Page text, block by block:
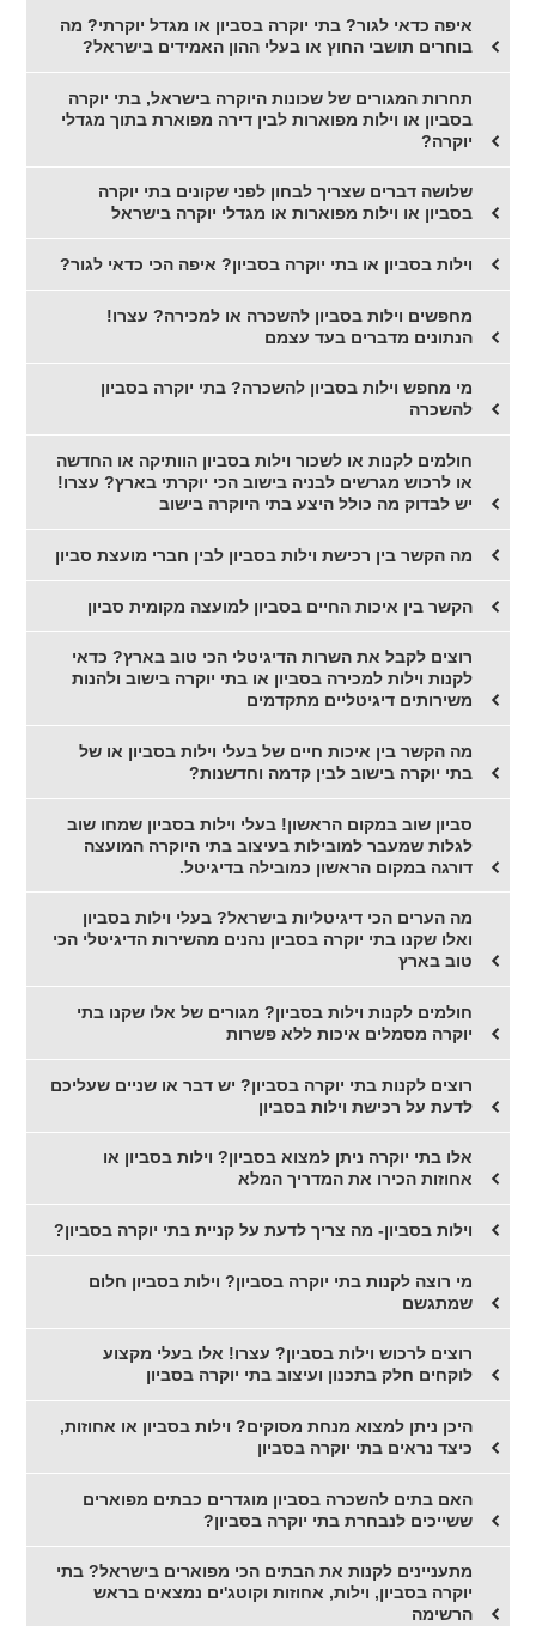
איפה כדאי לגור? בתי יוקרה בסביון או מגדל יוקרתי? מה
בוחרים תושבי החוץ או בעלי ההון האמידים בישראל?
תחרות המגורים של שכונות היוקרה בישראל, בתי יוקרה
בסביון או וילות מפוארות לבין דירה מפוארת בתוך מגדלי
יוקרה?
שלושה דברים שצריך לבחון לפני שקונים בתי יוקרה
בסביון או וילות מפוארות או מגדלי יוקרה בישראל
וילות בסביון או בתי יוקרה בסביון? איפה הכי כדאי לגור?
מחפשים וילות בסביון להשכרה או למכירה? עצרו!
הנתונים מדברים בעד עצמם
מי מחפש וילות בסביון להשכרה? בתי יוקרה בסביון
להשכרה
חולמים לקנות או לשכור וילות בסביון הוותיקה או החדשה
או לרכוש מגרשים לבניה בישוב הכי יוקרתי בארץ? עצרו!
יש לבדוק מה כולל היצע בתי היוקרה בישוב
מה הקשר בין רכישת וילות בסביון לבין חברי מועצת סביון
הקשר בין איכות החיים בסביון למועצה מקומית סביון
רוצים לקבל את השרות הדיגיטלי הכי טוב בארץ? כדאי
לקנות וילות למכירה בסביון או בתי יוקרה בישוב ולהנות
משירותים דיגיטליים מתקדמים
מה הקשר בין איכות חיים של בעלי וילות בסביון או של
בתי יוקרה בישוב לבין קדמה וחדשנות?
סביון שוב במקום הראשון! בעלי וילות בסביון שמחו שוב
לגלות שמעבר למובילות בעיצוב בתי היוקרה המועצה
דורגה במקום הראשון כמובילה בדיגיטל.
מה הערים הכי דיגיטליות בישראל? בעלי וילות בסביון
ואלו שקנו בתי יוקרה בסביון נהנים מהשירות הדיגיטלי הכי
טוב בארץ
חולמים לקנות וילות בסביון? מגורים של אלו שקנו בתי
יוקרה מסמלים איכות ללא פשרות
רוצים לקנות בתי יוקרה בסביון? יש דבר או שניים שעליכם
לדעת על רכישת וילות בסביון
אלו בתי יוקרה ניתן למצוא בסביון? וילות בסביון או
אחוזות הכירו את המדריך המלא
וילות בסביון- מה צריך לדעת על קניית בתי יוקרה בסביון?
מי רוצה לקנות בתי יוקרה בסביון? וילות בסביון חלום
שמתגשם
רוצים לרכוש וילות בסביון? עצרו! אלו בעלי מקצוע
לוקחים חלק בתכנון ועיצוב בתי יוקרה בסביון
היכן ניתן למצוא מנחת מסוקים? וילות בסביון או אחוזות,
כיצד נראים בתי יוקרה בסביון
האם בתים להשכרה בסביון מוגדרים כבתים מפוארים
ששייכים לנבחרת בתי יוקרה בסביון?
מתעניינים לקנות את הבתים הכי מפוארים בישראל? בתי
יוקרה בסביון, וילות, אחוזות וקוטג'ים נמצאים בראש
הרשימה